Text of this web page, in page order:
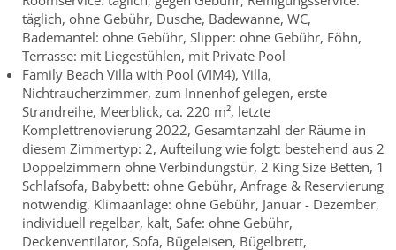
täglich, ohne Gebühr, Dusche, Badewanne, WC,
Bademantel: ohne Gebühr, Slipper: ohne Gebühr, Föhn,
Terrasse: mit Liegestühlen, mit Private Pool
Family Beach Villa with Pool (VIM4), Villa,
Nichtraucherzimmer, zum Innenhof gelegen, erste
Strandreihe, Meerblick, ca. 220 m², letzte
Komplettrenovierung 2022, Gesamtanzahl der Räume in
diesem Zimmertyp: 2, Aufteilung wie folgt: bestehend aus 2
Doppelzimmern ohne Verbindungstür, 2 King Size Betten, 1
Schlafsofa, Babybett: ohne Gebühr, Anfrage & Reservierung
notwendig, Klimaanlage: ohne Gebühr, Januar - Dezember,
individuell regelbar, kalt, Safe: ohne Gebühr,
Deckenventilator, Sofa, Bügeleisen, Bügelbrett,